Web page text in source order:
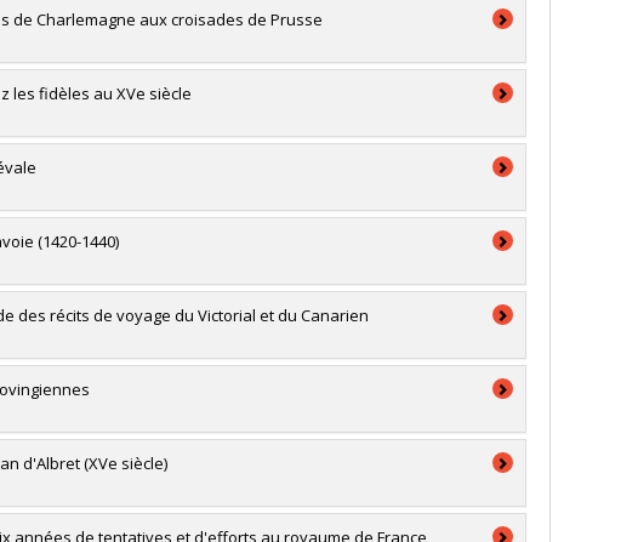
de Charlemagne aux croisades de Prusse
les fidèles au XVe siècle
(1420-1440)
des récits de voyage du Victorial et du Canarien
d'Albret (XVe siècle)
années de tentatives et d'efforts au royaume de France